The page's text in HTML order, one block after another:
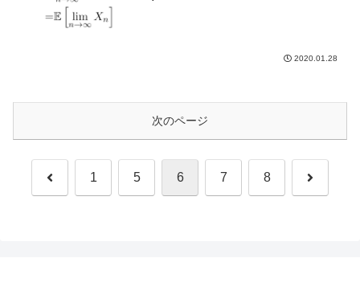
2020.01.28
次のページ
前 1 5 6 7 8 次